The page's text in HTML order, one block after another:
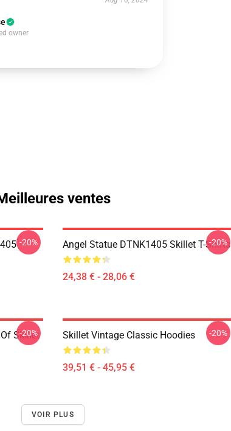
owner
ventes
-20% Angel Statue DTNK1405 Skillet T-Shirts
24,38 € - 28,06 €
-20%
Skillet
-20% Skillet Vintage Classic Hoodies
39,51 € - 45,95 €
-20%
VOIR PLUS